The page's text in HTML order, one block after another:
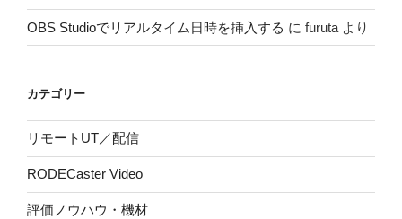
OBS Studioでリアルタイム日時を挿入する に furuta より
カテゴリー
リモートUT／配信
RODECaster Video
評価ノウハウ・機材